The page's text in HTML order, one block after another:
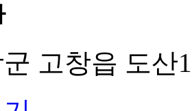
고창읍 도산